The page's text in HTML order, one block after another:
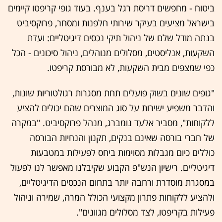
ביטוח - מחפשים דריסת רגל בענף. בעוד גופי קריפטו קיימים
בישראל מציעים בעיקר שירותי חלפנות ומסחר, פרוקסיביט
בנתה מודל שלם של ניהול תיקי נכסים דיגיטליים: ועדת
השקעות, אנליסטים, מסלולים מנוהלים, ניהול סיכונים - הכל
כפי שמצפים מבית השקעות, לא מבורסת קריפטו.
"גופים שונים בשוק פועלים תחת מסגרות רגולטוריות שונות,
והדבר משפיע ישירות על סוג המוצרים שהם יכולים להציע
ללקוחות", מסביר אלעד נומברג, מנהל פרוקסיביט. "במקרה
של חברי בורסה שאינם בנקים, תקנון והנחיות הבורסה
כוללים כיום מגבלות מסוימות ביחס לפעילות במטבעות
דיגיטליים. רישיון הנש"פ הקבוע שקיבלנו מאפשר לנו לפעול
במסגרת מוסדרת ורחבה יותר בתחום הנכסים הדיגיטליים,
ולהציע ללקוחות פתרון מקצועי הכולל המרה, שמירה וניהול
פעילות בקריפטו, לצד מסלולים מגוונים".